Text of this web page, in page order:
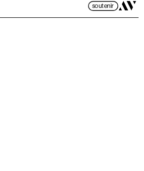
soutenir